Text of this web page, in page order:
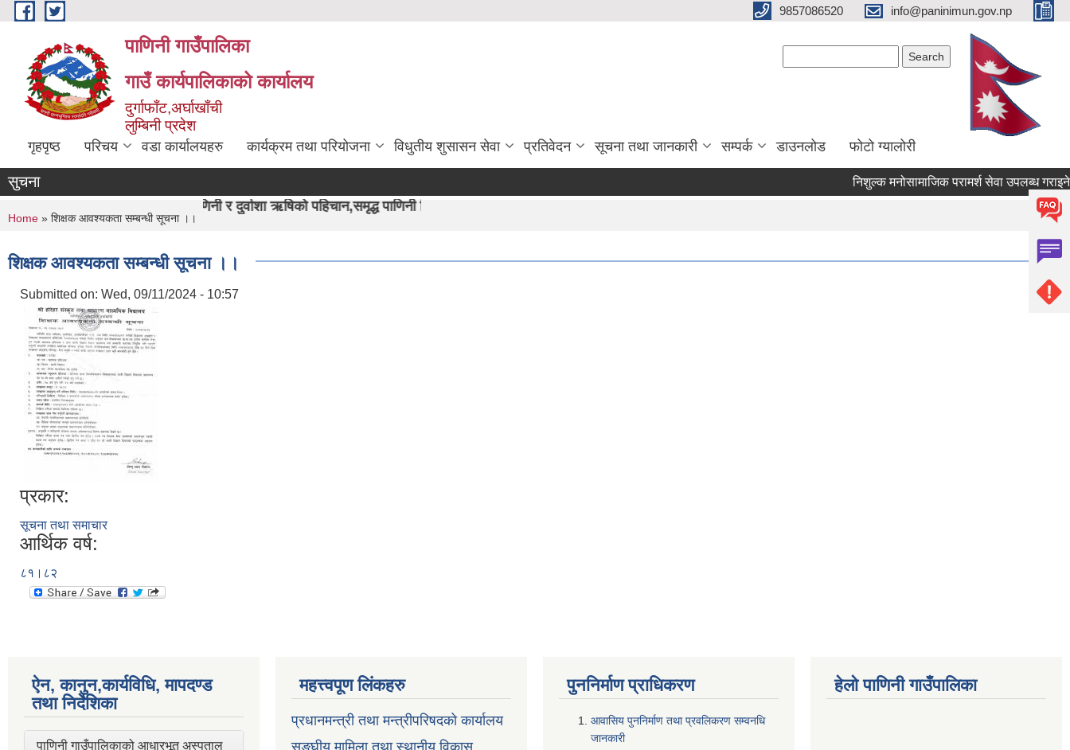
Skip to main content 9857086520 info@paninimun.gov.np
पाणिनी गाउँपालिका
गाउँ कार्यपालिकाको कार्यालय
दुर्गाफाँट,अर्घाखाँची
लुम्बिनी प्रदेश
गृहपृष्ठ परिचय वडा कार्यालयहरु कार्यक्रम तथा परियोजना विधुतीय शुसासन सेवा प्रतिवेदन सूचना तथा जानकारी सम्पर्क डाउनलोड फोटो ग्यालोरी
"पाणिनी र दुर्वाशा ऋषिको पहिचान,समृद्ध पाणिनी निर्माण हाम्रो अभीयान"।
सुचना निशुल्क मनोसामाजिक परामर्श सेवा उपलब्ध गराइने
You are here
Home » शिक्षक आवश्यकता सम्बन्धी सूचना ।।
शिक्षक आवश्यकता सम्बन्धी सूचना ।।
Submitted on: Wed, 09/11/2024 - 10:57
प्रकार:
सूचना तथा समाचार
आर्थिक वर्ष:
८१।८२
ऐन, कानुन,कार्यविधि, मापदण्ड
तथा निर्देशिका
पाणिनी गाउँपालिकाको आधारभूत अस्पताल
महत्त्वपूण लिंकहरु
प्रधानमन्त्री तथा मन्त्रीपरिषदको कार्यालय
पुननिर्माण प्राधिकरण
आवासिय पुननिर्माण तथा प्रवलिकरण सम्वनधि
जानकारी
हेलो पाणिनी गाउँपालिका